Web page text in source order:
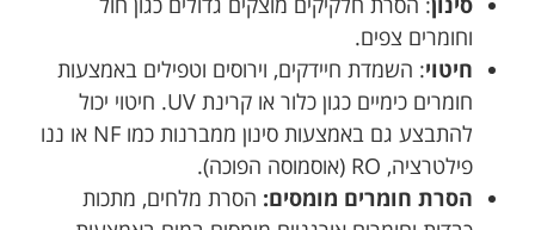
וחומרים צפים.
חיטוי: השמדת חיידקים, וירוסים וטפילים באמצעות
חומרים כימיים כגון כלור או קרינת UV. חיטוי יכול
להתבצע גם באמצעות סינון ממברנות כמו NF או ננו
פילטרציה, RO (אוסמוסה הפוכה).
הסרת חומרים מומסים: הסרת מלחים, מתכות